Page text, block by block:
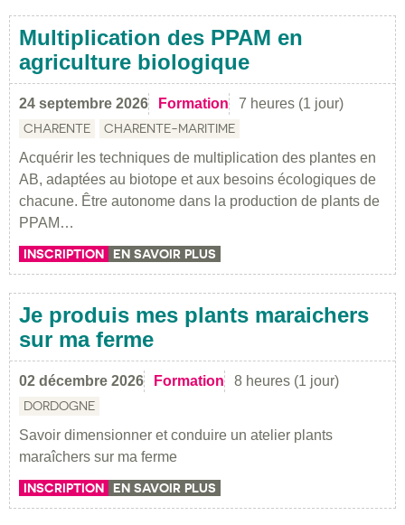
Multiplication des PPAM en
agriculture biologique
24 septembre 2026 Formation 7 heures (1 jour)
CHARENTE CHARENTE-MARITIME
Acquérir les techniques de multiplication des plantes en
AB, adaptées au biotope et aux besoins écologiques de
chacune. Être autonome dans la production de plants de
PPAM…
INSCRIPTION EN SAVOIR PLUS
Je produis mes plants maraichers
sur ma ferme
02 décembre 2026 Formation 8 heures (1 jour)
DORDOGNE
Savoir dimensionner et conduire un atelier plants
maraîchers sur ma ferme
INSCRIPTION EN SAVOIR PLUS